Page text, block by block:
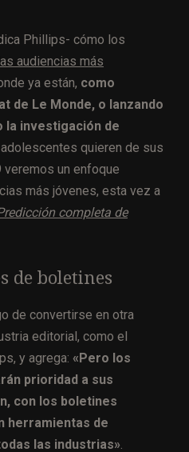
Phillips- cómo los
audiencias más
ya están, como
de Le Monde, o lanzando
la investigación de
quieren de sus
un enfoque
más jóvenes, esta vez a
completa de
de boletines
de convertirse en otra
editorial, como el
y agrega: «Pero los
prioridad a sus
con los boletines
herramientas de
las industrias»